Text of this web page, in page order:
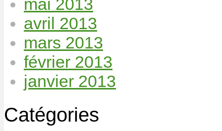
avril 2013
mars 2013
février 2013
janvier 2013
Catégories